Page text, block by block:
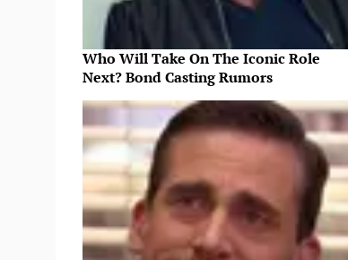
Who Will Take On The Iconic Role
Next? Bond Casting Rumors